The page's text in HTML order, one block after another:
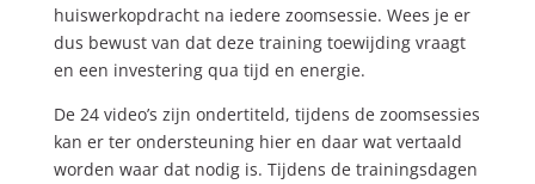
huiswerkopdracht na iedere zoomsessie. Wees je er
dus bewust van dat deze training toewijding vraagt
en een investering qua tijd en energie.
De 24 video’s zijn ondertiteld, tijdens de zoomsessies
kan er ter ondersteuning hier en daar wat vertaald
worden waar dat nodig is. Tijdens de trainingsdagen